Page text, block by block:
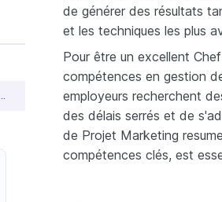
marketing pour obtenir un emploi
de générer des résultats
et les techniques les plus
Pour être un excellent
compétences en gestion
employeurs recherchent
des délais serrés et de
de Projet Marketing
compétences clés, est